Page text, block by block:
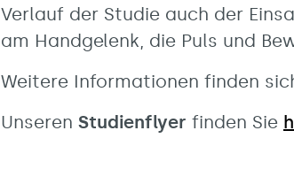
Verlauf der Studie auch der
am Handgelenk, die Puls und
Weitere Informationen finden
Unseren Studienflyer finden Sie